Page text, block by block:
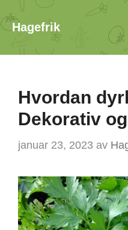
Hopp
til
innhold
Hagefrik
Hvordan
Dekorativ
januar 23, 2023 av